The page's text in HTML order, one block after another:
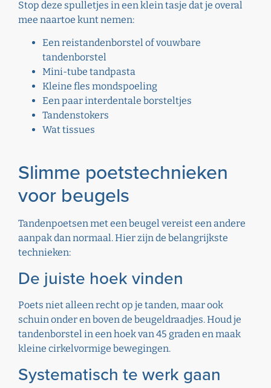
Stop deze spulletjes in een klein tasje dat je overal
mee naartoe kunt nemen:
Een reistandenborstel of vouwbare
tandenborstel
Mini-tube tandpasta
Kleine fles mondspoeling
Een paar interdentale borsteltjes
Tandenstokers
Wat tissues
Slimme poetstechnieken
voor beugels
Tandenpoetsen met een beugel vereist een andere
aanpak dan normaal. Hier zijn de belangrijkste
technieken:
De juiste hoek vinden
Poets niet alleen recht op je tanden, maar ook
schuin onder en boven de beugeldraadjes. Houd je
tandenborstel in een hoek van 45 graden en maak
kleine cirkelvormige bewegingen.
Systematisch te werk gaan